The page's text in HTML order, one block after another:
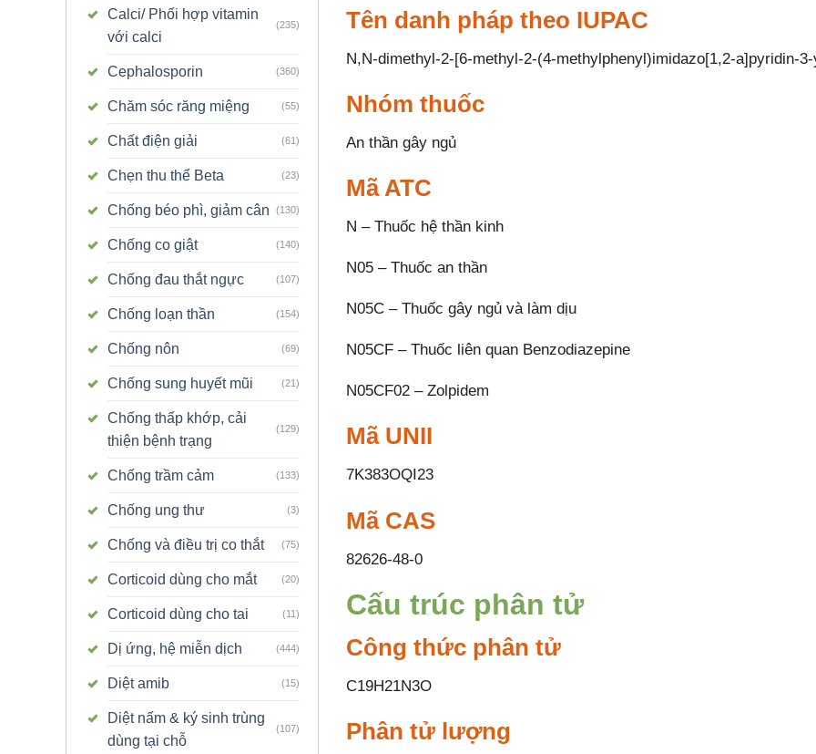
Calci/ Phối hợp vitamin
với calci
(235)
Cephalosporin (360)
Chăm sóc răng miệng (55)
Chất điện giải (61)
Chẹn thu thể Beta (23)
Chống béo phì, giảm cân (130)
Chống co giật (140)
Chống đau thắt ngực (107)
Chống loạn thần (154)
Chống nôn (69)
Chống sung huyết mũi (21)
Chống thấp khớp, cải
thiện bệnh trạng
(129)
Chống trầm cảm (133)
Chống ung thư (3)
Chống và điều trị co thắt (75)
Corticoid dùng cho mắt (20)
Corticoid dùng cho tai (11)
Dị ứng, hệ miễn dịch (444)
Diệt amib (15)
Diệt nấm & ký sinh trùng
dùng tại chỗ
(107)
Tên danh pháp theo IUPAC
N,N-dimethyl-2-[6-methyl-2-(4-methylphenyl)imidazo[1,2-a]pyridin-
Nhóm thuốc
An thần gây ngủ
Mã ATC
N – Thuốc hệ thần kinh
N05 – Thuốc an thần
N05C – Thuốc gây ngủ và làm dịu
N05CF – Thuốc liên quan Benzodiazepine
N05CF02 – Zolpidem
Mã UNII
7K383OQI23
Mã CAS
82626-48-0
Cấu trúc phân tử
Công thức phân tử
C19H21N3O
Phân tử lượng